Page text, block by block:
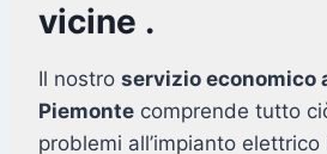
vicine .
Il nostro servizio economico
Piemonte comprende tutto
problemi all’impianto